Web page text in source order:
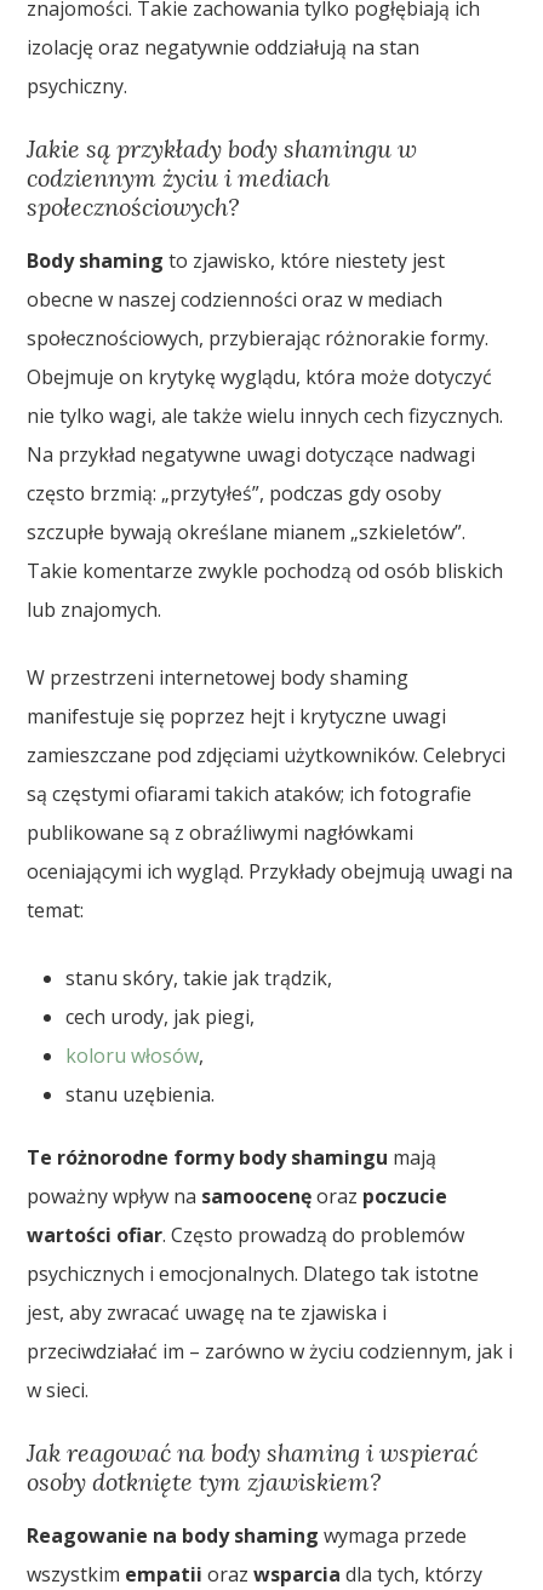
znajomości. Takie zachowania tylko pogłębiają ich
izolację oraz negatywnie oddziałują na stan
psychiczny.
Jakie są przykłady body shamingu w
codziennym życiu i mediach
społecznościowych?
Body shaming to zjawisko, które niestety jest
obecne w naszej codzienności oraz w mediach
społecznościowych, przybierając różnorakie formy.
Obejmuje on krytykę wyglądu, która może dotyczyć
nie tylko wagi, ale także wielu innych cech fizycznych.
Na przykład negatywne uwagi dotyczące nadwagi
często brzmią: „przytyłeś”, podczas gdy osoby
szczupłe bywają określane mianem „szkieletów”.
Takie komentarze zwykle pochodzą od osób bliskich
lub znajomych.
W przestrzeni internetowej body shaming
manifestuje się poprzez hejt i krytyczne uwagi
zamieszczane pod zdjęciami użytkowników. Celebryci
są częstymi ofiarami takich ataków; ich fotografie
publikowane są z obraźliwymi nagłówkami
oceniającymi ich wygląd. Przykłady obejmują uwagi na
temat:
stanu skóry, takie jak trądzik,
cech urody, jak piegi,
koloru włosów,
stanu uzębienia.
Te różnorodne formy body shamingu mają
poważny wpływ na samoocenęoraz poczucie
wartości ofiar. Często prowadzą do problemów
psychicznych i emocjonalnych. Dlatego tak istotne
jest, aby zwracać uwagę na te zjawiska i
przeciwdziałać im – zarówno w życiu codziennym, jak i
w sieci.
Jak reagować na body shaming i wspierać
osoby dotknięte tym zjawiskiem?
Reagowanie na body shaming wymaga przede
wszystkim empatii orazwsparcia dla tych, którzy